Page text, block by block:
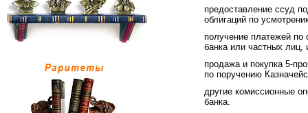
предоставление ссуд
облигаций по
получение платежей по
банка или частных
продажа и покупка 5-
по поручению
другие комиссионные
банка.